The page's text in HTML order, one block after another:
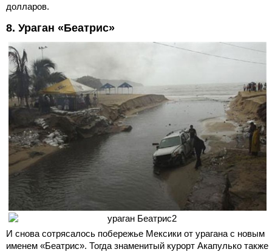
долларов.
8. Ураган «Беатрис»
И снова сотрясалось побережье Мексики от урагана с новым
именем «Беатрис». Тогда знаменитый курорт Акапулько также